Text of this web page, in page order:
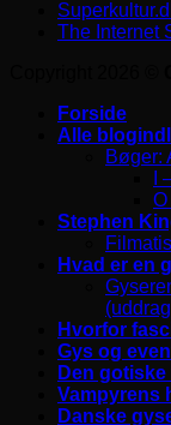
The Internet
Forside
Alle
Bøger:
I
O
Stephen
Hvad er en
Hvorfor
Gys og
Den
Vampyrens
Danske